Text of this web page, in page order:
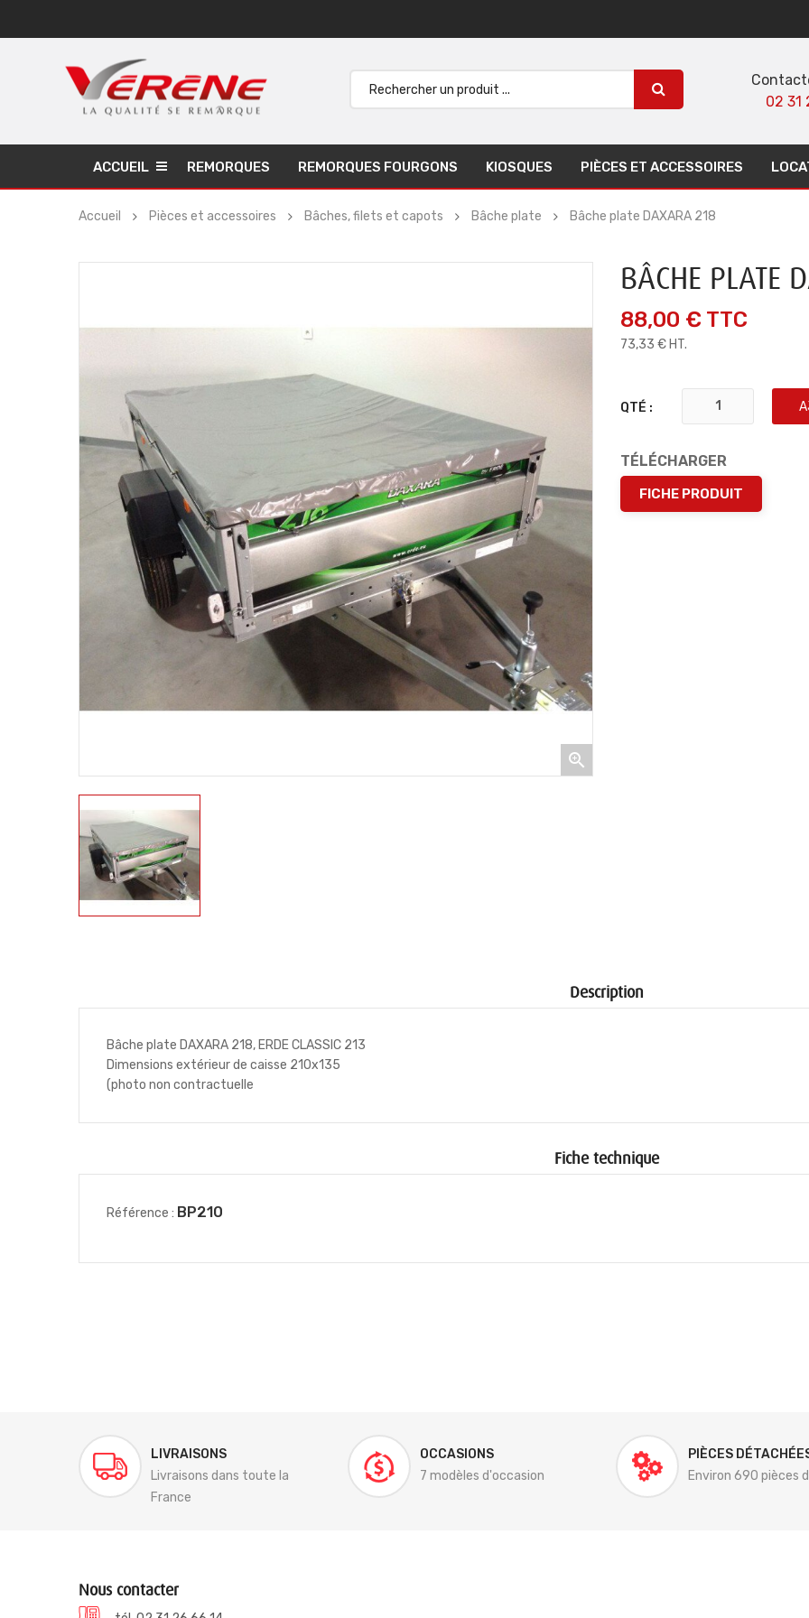
02 31
ACCUEIL REMORQUES REMORQUES FOURGONS KIOSQUES PIÈCES ET ACCESSOIRES
Accueil Pièces et accessoires Bâches, filets et capots Bâche plate Bâche plate DAXARA 218

BÂCHE PLATE
88,00 € TTC
73,33 € HT.
QTÉ :
TÉLÉCHARGER
FICHE PRODUIT
Description
Bâche plate DAXARA 218, ERDE CLASSIC 213
Dimensions extérieur de caisse 210x135
(photo non contractuelle
Fiche technique
Référence : BP210
LIVRAISONS
Livraisons dans toute la
France
OCCASIONS
7 modèles d'occasion
PIÈCES
Environ 690 pièces
Nous contacter